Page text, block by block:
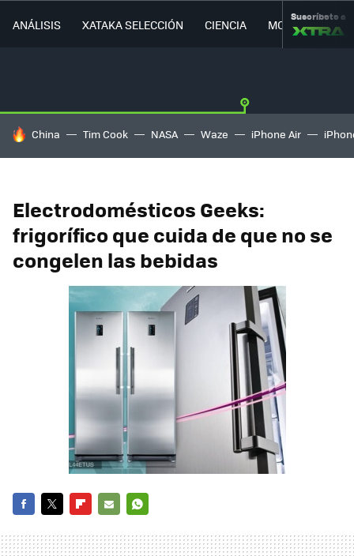
ANÁLISIS XATAKA SELECCIÓN CIENCIA MOVILIDAD
Suscríbete a
HOY SE HABLA DE
China Tim Cook NASA Waze iPhone Air
Electrodomésticos Geeks:
frigorífico que cuida de que no se
congelen las bebidas
MAIL